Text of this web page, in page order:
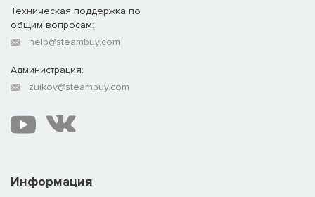
Информация
Техническая поддержка по
общим вопросам:
help@steambuy.com
Администрация:
zuikov@steambuy.com